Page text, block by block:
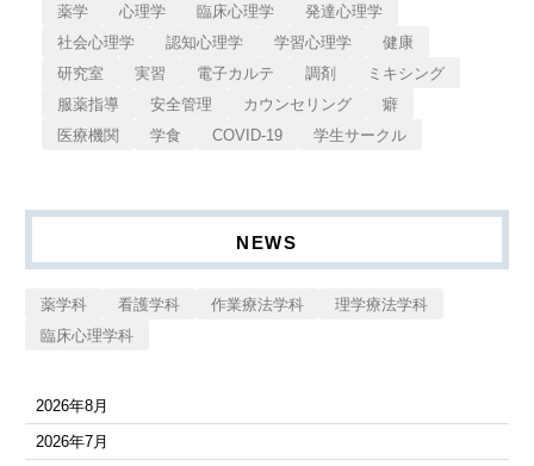
薬学
心理学 臨床心理学
発達心理学
社会心理学
認知心理学 学習心理学
健康
研究室
実習 電子カルテ 調剤
ミキシング
服薬指導
安全管理 カウンセリング
癖
医療機関
学食 COVID-19 学生サークル
NEWS
薬学科 看護学科 作業療法学科
理学療法学科
臨床心理学科
2026年8月
2026年7月